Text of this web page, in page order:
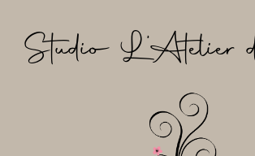
contenu
Studio